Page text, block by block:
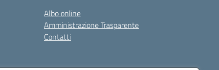
Albo online
Amministrazione Trasparente
Contatti